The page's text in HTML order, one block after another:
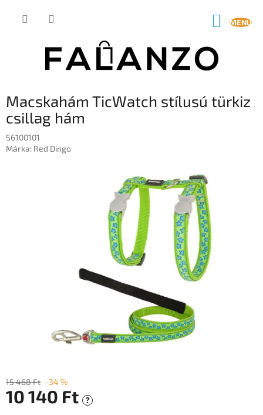
KOSÁR
Macskahám TicWatch stílusú türkiz
csillag hám
S6100101
Márka: Red Dingo
15 468 Ft –34 %
10 140 Ft ?